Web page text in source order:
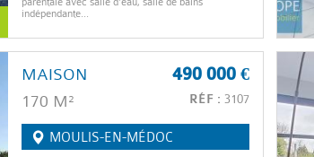
indépendante...
490 000 €
RÉF : 3107
MAISON
170 M²
MOULIS-EN-MÉDOC